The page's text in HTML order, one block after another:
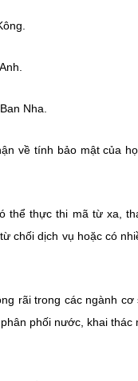
Nha.
về tính bảo mật của
thể thực thi mã từ xa,
chối dịch vụ hoặc có
rãi trong các ngành cơ
phối nước, khai thác